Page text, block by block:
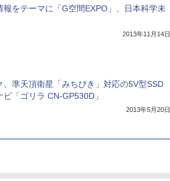
報をテーマに「G空間EXPO」、日本科学未
2013年11月14日
、準天頂衛星「みちびき」対応の5V型SSD
「ゴリラ CN-GP530D」
2013年5月20日